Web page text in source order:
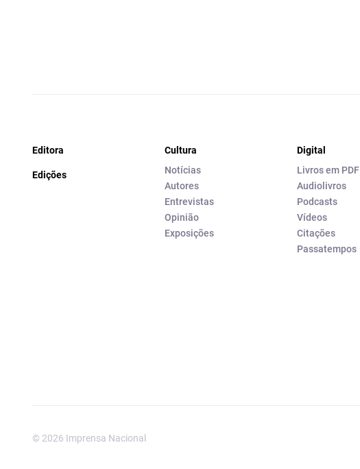
Editora
Edições
Cultura
Notícias
Autores
Entrevistas
Opinião
Exposições
Digital
Livros em PDF
Audiolivros
Podcasts
Vídeos
Citações
Passatempos
© 2026 Imprensa Nacional